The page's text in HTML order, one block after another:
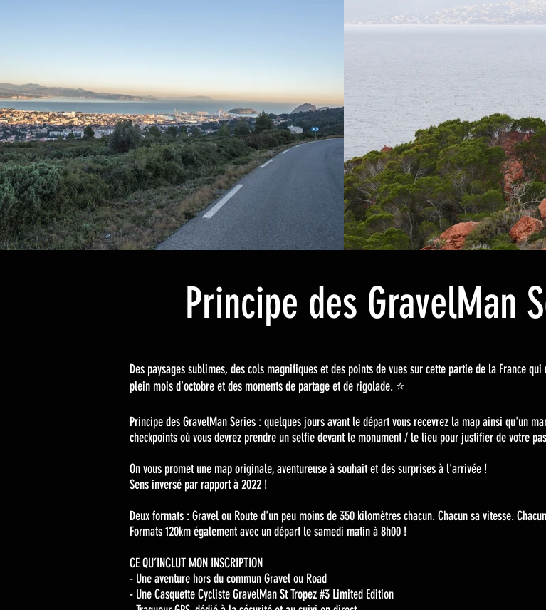
Principe des GravelMan
Des paysages sublimes, des cols magnifiques et des points de vues sur cette partie de la France
plein mois d'octobre et des moments de partage et de rigolade. ⭐️
Principe des GravelMan Series : quelques jours avant le départ vous recevrez la map ainsi qu'un
checkpoints où vous devrez prendre un selfie devant le monument / le lieu pour justifier de votre
On vous promet une map originale, aventureuse à souhait et des surprises à l'arrivée !
Sens inversé par rapport à 2022 !
Deux formats : Gravel ou Route d'un peu moins de 350 kilomètres chacun. Chacun sa vitesse.
Formats 120km également avec un départ le samedi matin à 8h00 !
CE QU’INCLUT MON INSCRIPTION
- Une aventure hors du commun Gravel ou Road
- Une Casquette Cycliste GravelMan St Tropez #3 Limited Edition